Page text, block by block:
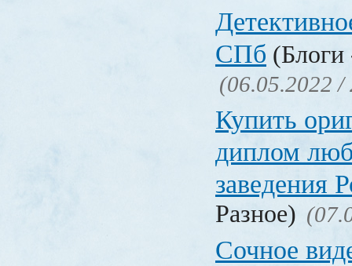
СПб (Блоги
(06.05.2022 /
Купить
диплом
заведения
Разное)
Сочное